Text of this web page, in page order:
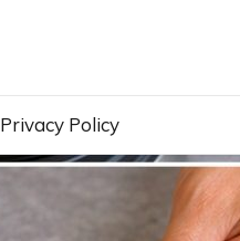
Privacy Policy